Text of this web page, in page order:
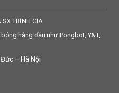
SX TRỊNH GIA
hàng đầu như Pongbot, Y&T,
– Hà Nội